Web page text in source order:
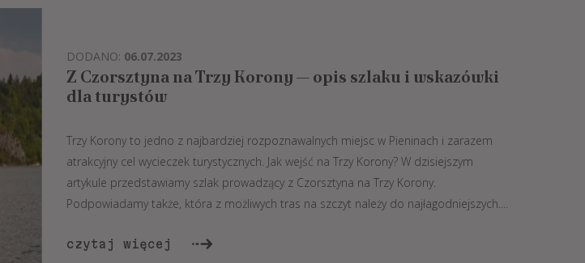
DODANO: 06.07.2023
Z Czorsztyna na Trzy Korony — opis szlaku i wskazówki
dla turystów
Trzy Korony to jedno z najbardziej rozpoznawalnych miejsc w Pieninach i zarazem
atrakcyjny cel wycieczek turystycznych. Jak wejść na Trzy Korony? W dzisiejszym
artykule przedstawiamy szlak prowadzący z Czorsztyna na Trzy Korony.
Podpowiadamy także, która z możliwych tras na szczyt należy do najłagodniejszych....
czytaj więcej